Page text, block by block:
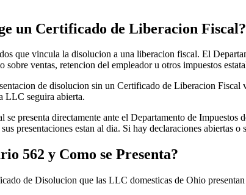
un Certificado de Liberacion Fiscal?
que vincula la disolucion a una liberacion fiscal. El
ventas, retencion del empleador u otros impuestos
de disolucion sin un Certificado de Liberacion
LLC seguira abierta.
presenta directamente ante el Departamento de
presentaciones estan al dia. Si hay declaraciones abiertas
562 y Como se Presenta?
de Disolucion que las LLC domesticas de Ohio